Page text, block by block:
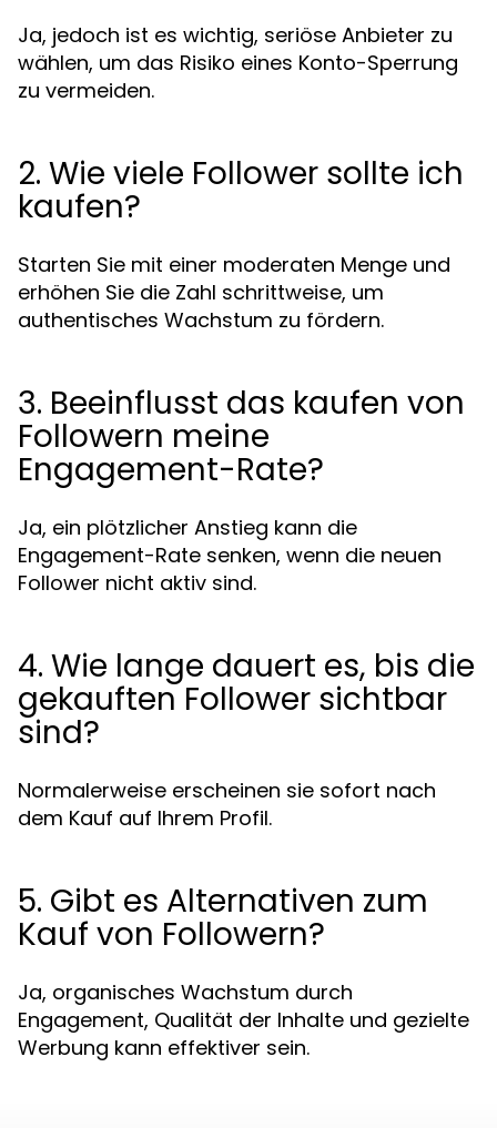
Ja, jedoch ist es wichtig, seriöse Anbieter zu
wählen, um das Risiko eines Konto-Sperrung
zu vermeiden.
2. Wie viele Follower sollte ich
kaufen?
Starten Sie mit einer moderaten Menge und
erhöhen Sie die Zahl schrittweise, um
authentisches Wachstum zu fördern.
3. Beeinflusst das kaufen von
Followern meine
Engagement-Rate?
Ja, ein plötzlicher Anstieg kann die
Engagement-Rate senken, wenn die neuen
Follower nicht aktiv sind.
4. Wie lange dauert es, bis die
gekauften Follower sichtbar
sind?
Normalerweise erscheinen sie sofort nach
dem Kauf auf Ihrem Profil.
5. Gibt es Alternativen zum
Kauf von Followern?
Ja, organisches Wachstum durch
Engagement, Qualität der Inhalte und gezielte
Werbung kann effektiver sein.